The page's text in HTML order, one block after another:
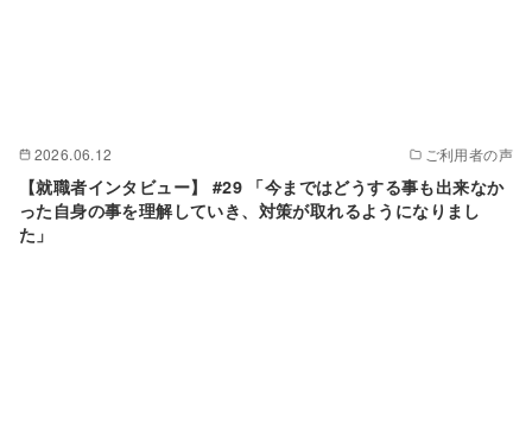
2026.06.12 ご利用者の声
【就職者インタビュー】 #29 「今まではどうする事も出来なか
った自身の事を理解していき、対策が取れるようになりまし
た」